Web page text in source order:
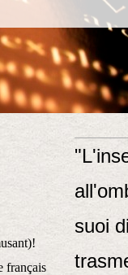
français
suoi